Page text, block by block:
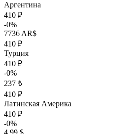
Аргентина
410 ₽
-0%
7736 AR$
410 ₽
Турция
410 ₽
-0%
237 ₺
410 ₽
Латинская Америка
410 ₽
-0%
4.99 $